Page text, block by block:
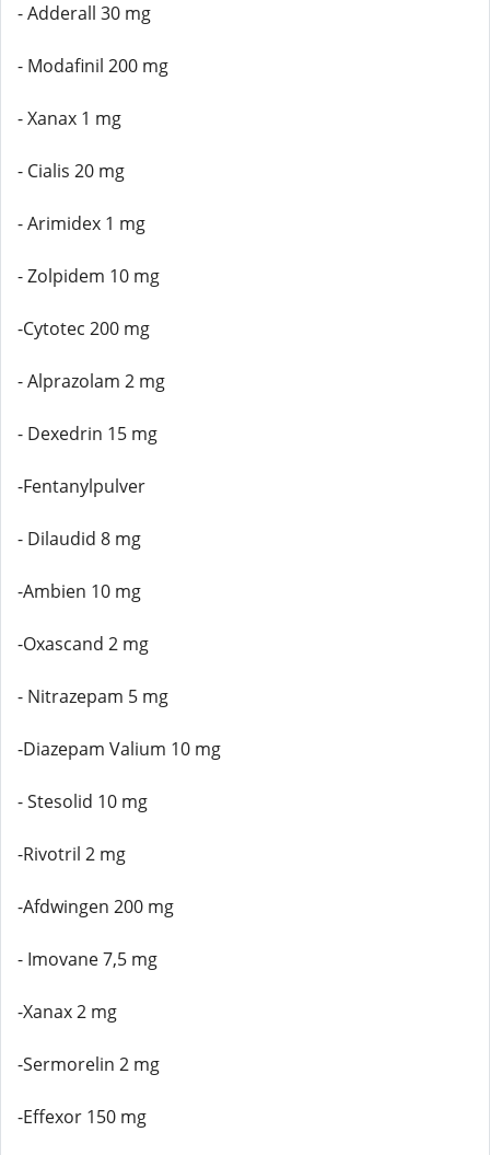
- Adderall 30 mg
- Modafinil 200 mg
- Xanax 1 mg
- Cialis 20 mg
- Arimidex 1 mg
- Zolpidem 10 mg
-Cytotec 200 mg
- Alprazolam 2 mg
- Dexedrin 15 mg
-Fentanylpulver
- Dilaudid 8 mg
-Ambien 10 mg
-Oxascand 2 mg
- Nitrazepam 5 mg
-Diazepam Valium 10 mg
- Stesolid 10 mg
-Rivotril 2 mg
-Afdwingen 200 mg
- Imovane 7,5 mg
-Xanax 2 mg
-Sermorelin 2 mg
-Effexor 150 mg